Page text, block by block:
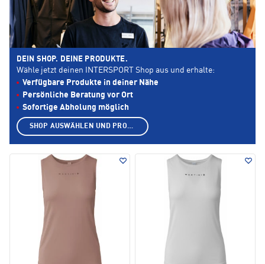
DEIN SHOP. DEINE PRODUKTE.
Wähle jetzt deinen INTERSPORT Shop aus und erhalte:
Verfügbare Produkte in deiner Nähe
Persönliche Beratung vor Ort
Sofortige Abholung möglich
SHOP AUSWÄHLEN UND PRODUKTE ANZEIGEN